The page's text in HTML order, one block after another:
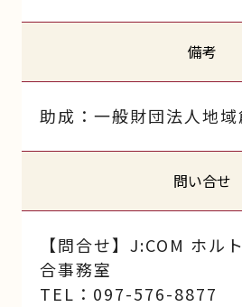
備考
助成：一般財団法人地域
問い合せ
【問合せ】J:COM ホル
合事務室
TEL：097-576-8877